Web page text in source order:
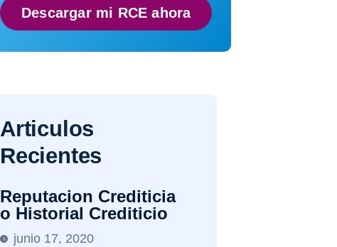
Descargar mi RCE ahora
Articulos
Recientes
Reputacion Crediticia
o Historial Crediticio
junio 17, 2020